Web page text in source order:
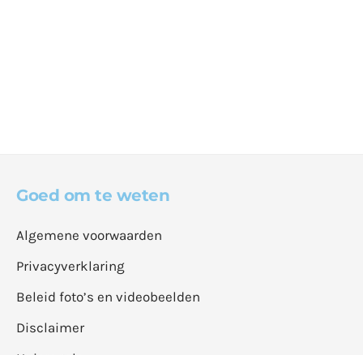
Goed om te weten
Algemene voorwaarden
Privacyverklaring
Beleid foto’s en videobeelden
Disclaimer